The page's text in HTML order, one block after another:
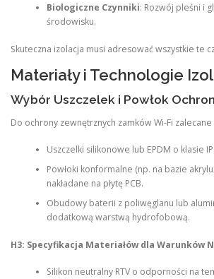
Biologiczne Czynniki: Rozwój pleśni i
środowisku.
Skuteczna izolacja musi adresować wszystkie te
Materiały i Technologie
Wybór Uszczelek i Powłok
Do ochrony zewnętrznych zamków Wi-Fi zalecane
Uszczelki silikonowe lub EPDM o klasie
Powłoki konformalne (np. na bazie
nakładane na płytę PCB.
Obudowy baterii z poliwęglanu lub
dodatkową warstwą hydrofobową.
H3: Specyfikacja Materiałów dla Warunków
Silikon neutralny RTV o odporności na